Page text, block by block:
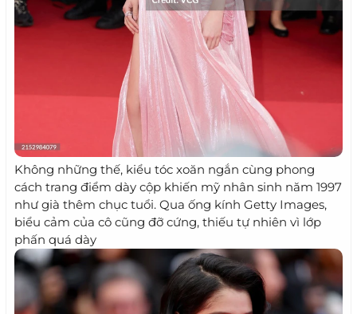
Không những thế, kiểu tóc xoăn ngắn cùng phong
cách trang điểm dày cộp khiến mỹ nhân sinh năm 1997
như già thêm chục tuổi. Qua ống kính Getty Images,
biểu cảm của cô cũng đỡ cứng, thiếu tự nhiên vì lớp
phấn quá dày